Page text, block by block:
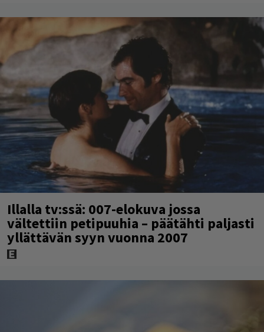
Illalla tv:ssä: 007-elokuva jossa
vältettiin petipuuhia – päätähti paljasti
yllättävän syyn vuonna 2007